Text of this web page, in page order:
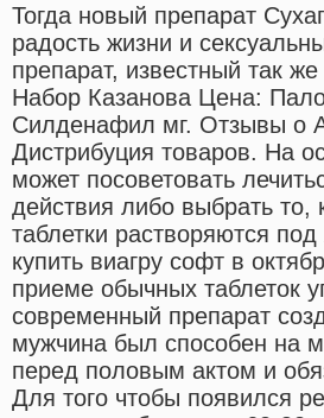
Тогда новый препарат
радость жизни и
препарат, известный так
Набор Казанова Цена:
Силденафил мг. Отзывы о
Дистрибуция товаров. На
может посоветовать
действия либо выбрать
таблетки растворяются
купить виагру софт в
приеме обычных таблеток
современный препарат
мужчина был способен на
перед половым актом и
Для того чтобы появился